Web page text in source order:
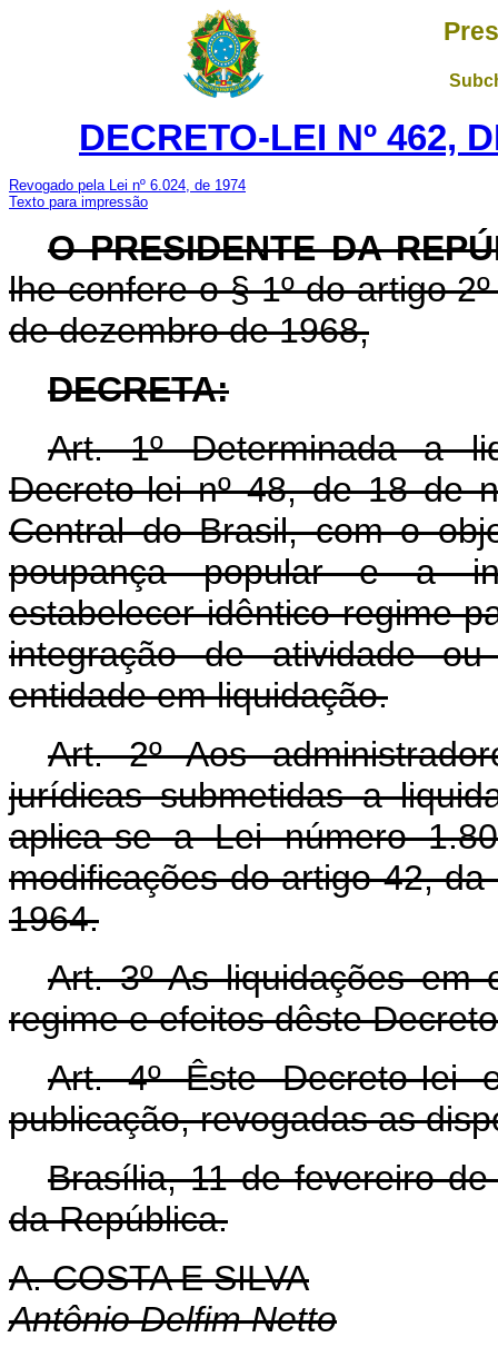
DECRETO-LEI Nº 462,
Revogado pela Lei nº 6.024, de 1974
Texto para impressão
O PRESIDENTE DA
lhe confere o § 1º do artigo
de dezembro de 1968,
DECRETA:
Art. 1º Determinada a
Decreto-lei nº 48, de 18 de
Central do Brasil, com o
poupança popular e a
estabelecer idêntico regime
integração de atividade
entidade em liquidação.
Art. 2º Aos
jurídicas submetidas a
aplica-se a Lei número
modificações do artigo 42,
1964.
Art. 3º As liquidações em
regime e efeitos dêste
Art. 4º Êste Decreto-Iei
publicação, revogadas as
Brasília, 11 de fevereiro
da República.
A. COSTA E SILVA
Antônio Delfim Netto